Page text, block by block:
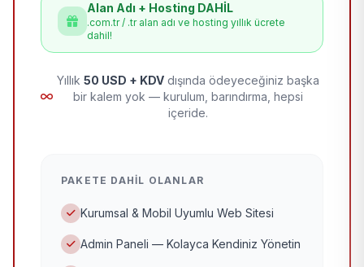
Alan Adı + Hosting DAHİL
.com.tr / .tr alan adı ve hosting yıllık ücrete
dahil!
Yıllık 50 USD + KDV dışında ödeyeceğiniz başka
bir kalem yok — kurulum, barındırma, hepsi
içeride.
PAKETE DAHIL OLANLAR
Kurumsal & Mobil Uyumlu Web Sitesi
Admin Paneli — Kolayca Kendiniz Yönetin